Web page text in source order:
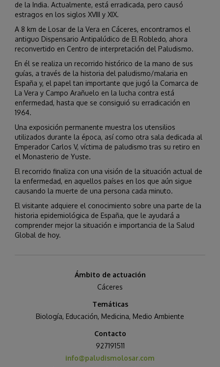
de la India. Actualmente, está erradicada, pero causó
estragos en los siglos XVIII y XIX.
A 8 km de Losar de la Vera en Cáceres, encontramos el
antiguo Dispensario Antipalúdico de El Robledo, ahora
reconvertido en Centro de interpretación del Paludismo.
En él se realiza un recorrido histórico de la mano de sus
guías, a través de la historia del paludismo/malaria en
España y, el papel tan importante que jugó la Comarca de
La Vera y Campo Arañuelo en la lucha contra está
enfermedad, hasta que se consiguió su erradicación en
1964.
Una exposición permanente muestra los utensilios
utilizados durante la época, así como otra sala dedicada al
Emperador Carlos V, víctima de paludismo tras su retiro en
el Monasterio de Yuste.
El recorrido finaliza con una visión de la situación actual de
la enfermedad, en aquellos países en los que aún sigue
causando la muerte de una persona cada minuto.
El visitante adquiere el conocimiento sobre una parte de la
historia epidemiológica de España, que le ayudará a
comprender mejor la situación e importancia de la Salud
Global de hoy.
Ámbito de actuación
Cáceres
Temáticas
Biología, Educación, Medicina, Medio Ambiente
Contacto
927191511
info@paludismolosar.com